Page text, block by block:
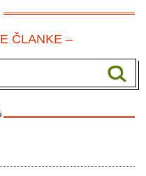
ČLANKE –